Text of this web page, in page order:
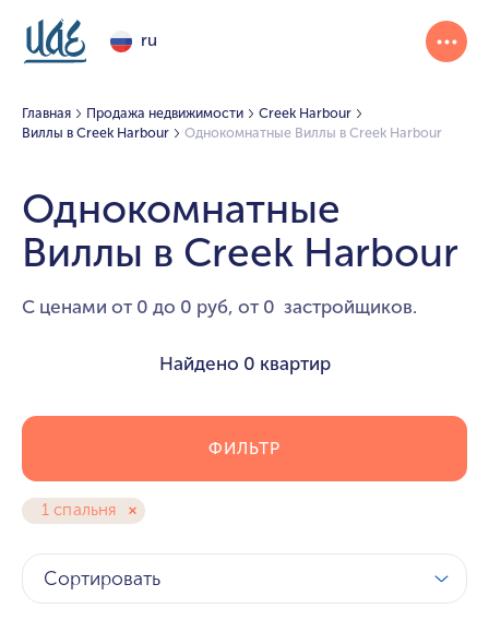
ru
Главная Продажа недвижимости
Creek Harbour
Виллы в Creek Harbour
Однокомнатные Виллы в Creek Harbour
Однокомнатные
Виллы в Creek Harbour
С ценами от 0 до 0 руб, от 0 застройщиков.
Найдено 0 квартир
1 спальня
ФИЛЬТР
Сортировать